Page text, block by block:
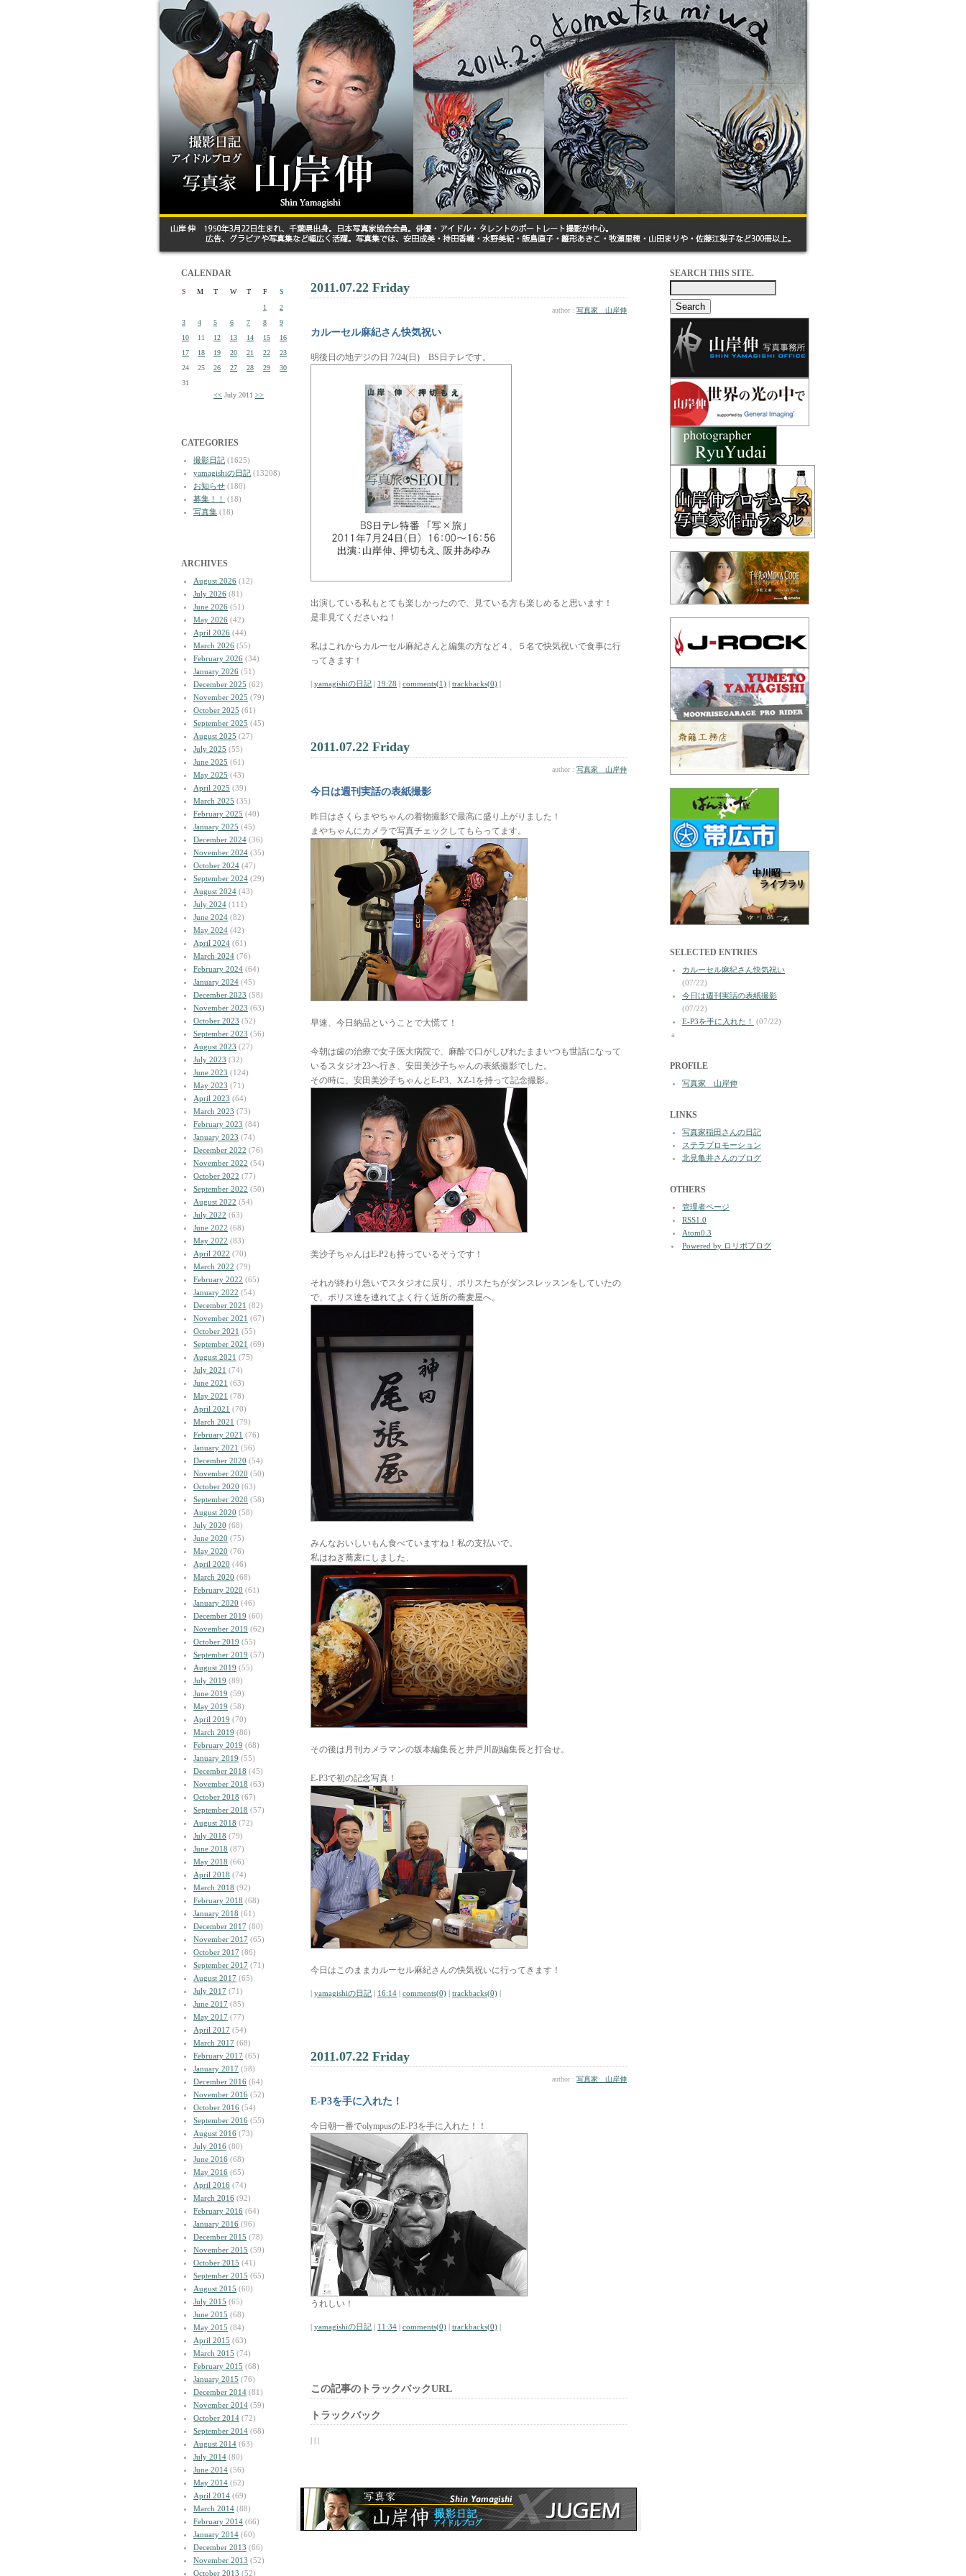
CALENDAR
S M T W T F
S
1
2
3
4 5 6 7 8
9
10
11 12 13 14 15
16
17
18 19 20 21 22
23
24
25 26 27 28 29
30
31
<< July 2011 >>
CATEGORIES
撮影日記 (1625)
yamagishiの日記 (13208)
お知らせ (180)
募集！！
(18)
写真集 (18)
ARCHIVES
August 2026 (12)
July 2026 (81)
June 2026 (51)
May 2026 (42)
April 2026 (44)
March 2026 (55)
February 2026 (34)
January 2026 (51)
December 2025 (62)
November 2025 (79)
October 2025 (61)
September 2025 (45)
August 2025 (27)
July 2025 (55)
June 2025 (61)
May 2025 (43)
April 2025 (39)
March 2025 (35)
February 2025 (40)
January 2025 (45)
December 2024 (36)
November 2024 (35)
October 2024 (47)
September 2024 (29)
August 2024 (43)
July 2024 (111)
June 2024 (82)
May 2024 (42)
April 2024 (61)
March 2024 (76)
February 2024 (64)
January 2024 (45)
December 2023 (58)
November 2023 (63)
October 2023 (52)
September 2023 (56)
August 2023 (27)
July 2023 (32)
June 2023 (124)
May 2023 (71)
April 2023 (64)
March 2023 (73)
February 2023 (84)
January 2023 (74)
December 2022 (76)
November 2022 (54)
October 2022 (77)
September 2022 (50)
August 2022 (54)
July 2022 (63)
June 2022 (68)
May 2022 (83)
April 2022 (70)
March 2022 (79)
February 2022 (65)
January 2022 (54)
December 2021 (82)
November 2021 (67)
October 2021 (55)
September 2021 (69)
August 2021 (75)
July 2021 (74)
June 2021 (63)
May 2021 (78)
April 2021 (70)
March 2021 (79)
February 2021 (76)
January 2021 (56)
December 2020 (54)
November 2020 (50)
October 2020 (63)
September 2020 (58)
August 2020 (58)
July 2020 (68)
June 2020 (75)
May 2020 (76)
April 2020 (46)
March 2020 (68)
February 2020 (61)
January 2020 (46)
December 2019 (60)
November 2019 (62)
October 2019 (55)
September 2019 (57)
August 2019 (55)
July 2019 (89)
June 2019 (59)
May 2019 (58)
April 2019 (70)
March 2019 (86)
February 2019 (68)
January 2019 (55)
December 2018 (45)
November 2018 (63)
October 2018 (67)
September 2018 (57)
August 2018 (72)
July 2018 (79)
June 2018 (87)
May 2018 (66)
April 2018 (74)
March 2018 (92)
February 2018 (68)
January 2018 (61)
December 2017 (80)
November 2017 (65)
October 2017 (86)
September 2017 (71)
August 2017 (65)
July 2017 (71)
June 2017 (85)
May 2017 (77)
April 2017 (54)
March 2017 (68)
February 2017 (65)
January 2017 (58)
December 2016 (64)
November 2016 (52)
October 2016 (54)
September 2016 (55)
August 2016 (73)
July 2016 (80)
June 2016 (68)
May 2016 (65)
April 2016 (74)
March 2016 (92)
February 2016 (64)
January 2016 (96)
December 2015 (78)
November 2015 (59)
October 2015 (41)
September 2015 (65)
August 2015 (60)
July 2015 (65)
June 2015 (68)
May 2015 (84)
April 2015 (63)
March 2015 (74)
February 2015 (68)
January 2015 (76)
December 2014 (81)
November 2014 (59)
October 2014 (72)
September 2014 (68)
August 2014 (63)
July 2014 (80)
June 2014 (56)
May 2014 (62)
April 2014 (69)
March 2014 (88)
February 2014 (66)
January 2014 (60)
December 2013 (66)
November 2013 (52)
October 2013 (52)
2011.07.22 Friday
author : 写真家 山岸伸
カルーセル麻紀さん快気祝い
明後日の地デジの日 7/24(日) BS日テレです。
出演している私もとても楽しかったので、見ている方も楽しめると思います！
是非見てくださいね！
私はこれからカルーセル麻紀さんと編集の方など４、５名で快気祝いで食事に行
ってきます！
| yamagishiの日記 | 19:28 | comments(1) | trackbacks(0) |
2011.07.22 Friday
author : 写真家 山岸伸
今日は週刊実話の表紙撮影
昨日はさくらまやちゃんの着物撮影で最高に盛り上がりました！
まやちゃんにカメラで写真チェックしてもらってます。
早速、今日納品ということで大慌て！
今朝は歯の治療で女子医大病院で、麻酔で口がしびれたままいつも世話になって
いるスタジオ23へ行き、安田美沙子ちゃんの表紙撮影でした。
その時に、安田美沙子ちゃんとE-P3、XZ-1を持って記念撮影。
美沙子ちゃんはE-P2も持っているそうです！
それが終わり急いでスタジオに戻り、ポリスたちがダンスレッスンをしていたの
で、ポリス達を連れてよく行く近所の蕎麦屋へ。
みんなおいしいもん食べていますね！私の支払いで。
私はねぎ蕎麦にしました、
その後は月刊カメラマンの坂本編集長と井戸川副編集長と打合せ。
E-P3で初の記念写真！
今日はこのままカルーセル麻紀さんの快気祝いに行ってきます！
| yamagishiの日記 | 16:14 | comments(0) | trackbacks(0) |
2011.07.22 Friday
author : 写真家 山岸伸
E-P3を手に入れた！
今日朝一番でolympusのE-P3を手に入れた！！
うれしい！
| yamagishiの日記 | 11:34 | comments(0) | trackbacks(0) |
この記事のトラックバックURL
トラックバック
| | |
SEARCH THIS SITE.
SELECTED ENTRIES
カルーセル麻紀さん快気祝い
(07/22)
今日は週刊実話の表紙撮影
(07/22)
E-P3を手に入れた！
(07/22)
a
PROFILE
写真家 山岸伸
LINKS
写真家稲田さんの日記
ステラプロモーション
北見亀井さんのブログ
OTHERS
管理者ページ
RSS1.0
Atom0.3
Powered by ロリポブログ